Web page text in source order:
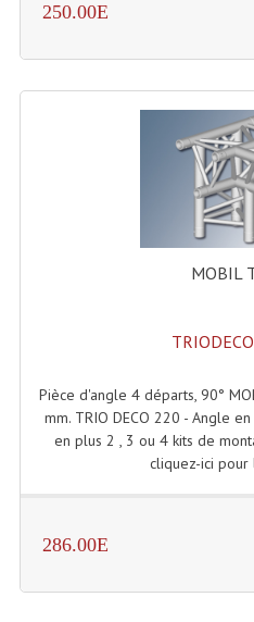
Angles
Angles
Angles
Angles
Angles
Angles Trio
Cercle
250.00E
MOBIL
Pièce d'angle 4 départs, 90°
mm. TRIO DECO 220 - Angle
en plus 2 , 3 ou 4 kits de
cliquez-ici
286.00E